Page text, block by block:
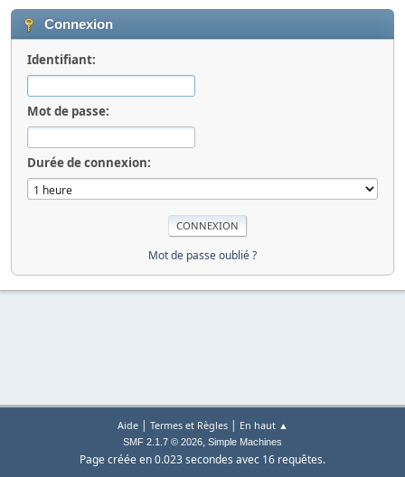
Connexion
Identifiant:
Mot de passe:
Durée de connexion:
Mot de passe oublié ?
Aide| Termes et Règles| En haut ▲
SMF 2.1.7 © 2026, Simple Machines
Page créée en 0.023 secondes avec 16 requêtes.